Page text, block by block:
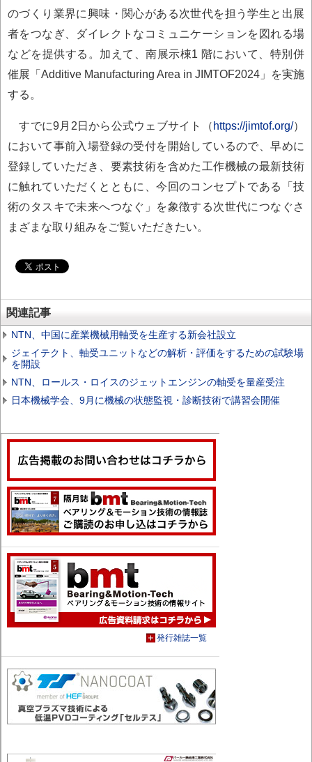
のづくり業界に興味・関心がある次世代を担う学生と出展
者をつなぎ、ダイレクトなコミュニケーションを図れる場
などを提供する。加えて、南展示棟1 階において、特別併
催展「Additive Manufacturing Area in JIMTOF2024」を実施
する。
すでに9月2日から公式ウェブサイト（https://jimtof.org/）
において事前入場登録の受付を開始しているので、早めに
登録していただき、要素技術を含めた工作機械の最新技術
に触れていただくとともに、今回のコンセプトである「技
術のタスキで未来へつなぐ」を象徴する次世代につなぐさ
まざまな取り組みをご覧いただきたい。
関連記事
NTN、中国に産業機械用軸受を生産する新会社設立
ジェイテクト、軸受ユニットなどの解析・評価をするための試験場
を開設
NTN、ロールス・ロイスのジェットエンジンの軸受を量産受注
日本機械学会、9月に機械の状態監視・診断技術で講習会開催
発行雑誌一覧